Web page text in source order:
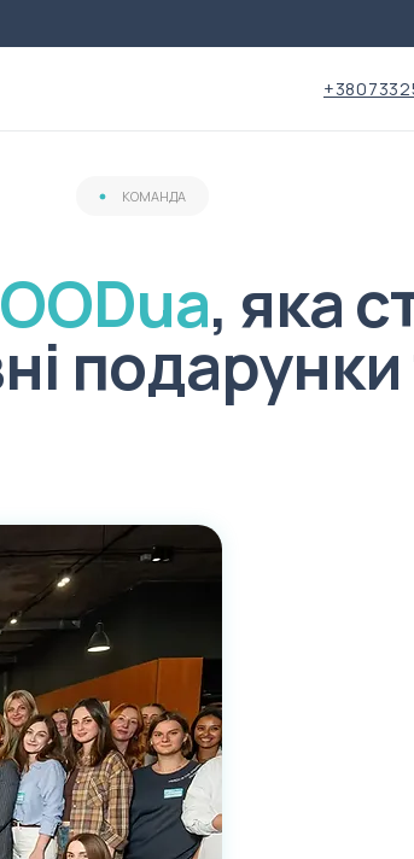
КОМАНДА
, яка